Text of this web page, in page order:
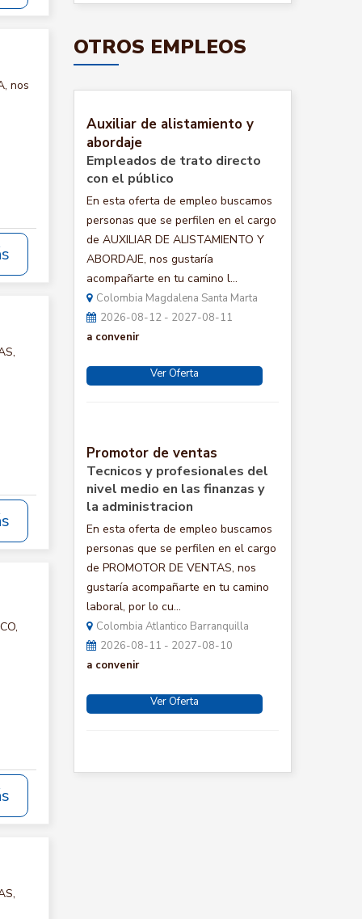
nos
OTROS EMPLEOS
Auxiliar de alistamiento y
abordaje
Empleados de trato directo
con el público
En esta oferta de empleo buscamos
personas que se perfilen en el cargo
de AUXILIAR DE ALISTAMIENTO Y
ABORDAJE, nos gustaría
acompañarte en tu camino l...
Colombia Magdalena Santa Marta
2026-08-12 - 2027-08-11
a convenir
Ver Oferta
Promotor de ventas
Tecnicos y profesionales del
nivel medio en las finanzas y
la administracion
En esta oferta de empleo buscamos
personas que se perfilen en el cargo
de PROMOTOR DE VENTAS, nos
gustaría acompañarte en tu camino
laboral, por lo cu...
Colombia Atlantico Barranquilla
2026-08-11 - 2027-08-10
a convenir
Ver Oferta